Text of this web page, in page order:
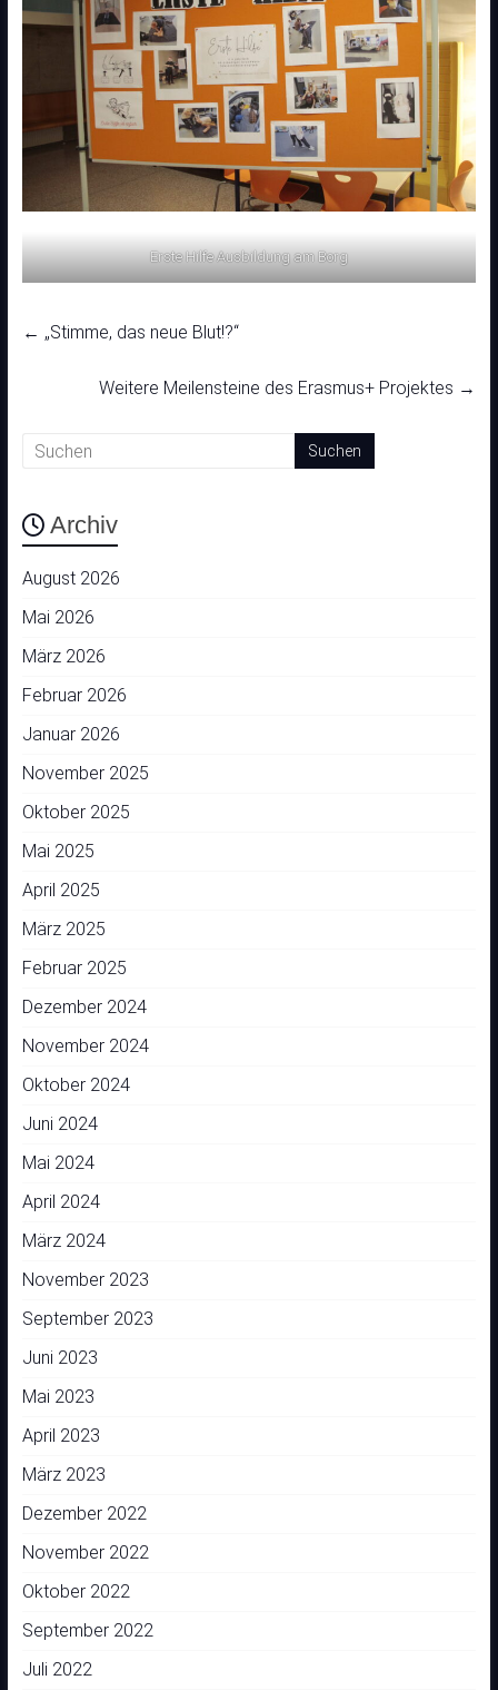
Erste Hilfe Ausbildung am Borg
← „Stimme, das neue Blut!?“
Weitere Meilensteine des Erasmus+ Projektes →
Archiv
August 2026
Mai 2026
März 2026
Februar 2026
Januar 2026
November 2025
Oktober 2025
Mai 2025
April 2025
März 2025
Februar 2025
Dezember 2024
November 2024
Oktober 2024
Juni 2024
Mai 2024
April 2024
März 2024
November 2023
September 2023
Juni 2023
Mai 2023
April 2023
März 2023
Dezember 2022
November 2022
Oktober 2022
September 2022
Juli 2022